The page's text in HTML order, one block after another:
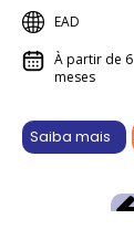
EAD
À partir de 6
meses
Saiba mais